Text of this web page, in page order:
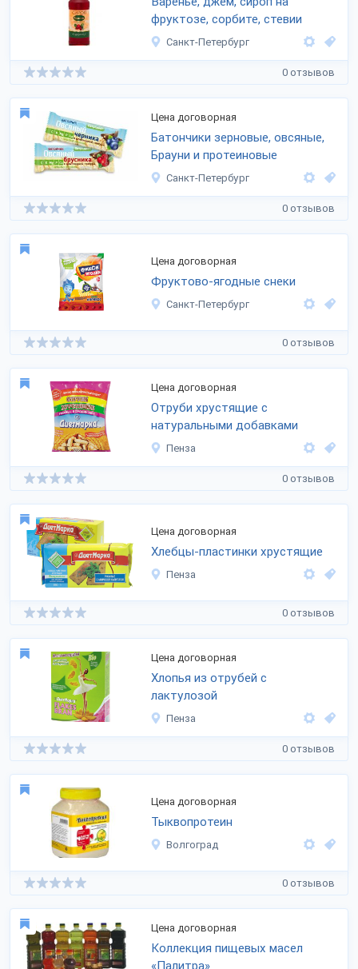
фруктозе, сорбите, стевии
Санкт-Петербург
0 отзывов
Цена договорная
Батончики зерновые, овсяные,
Брауни и протеиновые
Санкт-Петербург
0 отзывов
Цена договорная
Фруктово-ягодные снеки
Санкт-Петербург
0 отзывов
Цена договорная
Отруби хрустящие с
натуральными добавками
Пенза
0 отзывов
Цена договорная
Хлебцы-пластинки хрустящие
Пенза
0 отзывов
Цена договорная
Хлопья из отрубей с
лактулозой
Пенза
0 отзывов
Цена договорная
Тыквопротеин
Волгоград
0 отзывов
Цена договорная
Коллекция пищевых масел
«Палитра»